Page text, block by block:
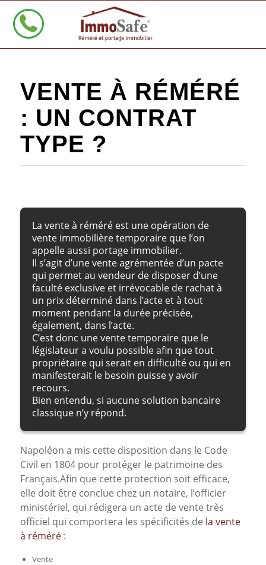
VENTE À RÉMÉRÉ
: UN CONTRAT
TYPE ?
La vente à réméré est une opération de
vente immobilière temporaire que l’on
appelle aussi portage immobilier.
Il s’agit d’une vente agrémentée d’un pacte
qui permet au vendeur de disposer d’une
faculté exclusive et irrévocable de rachat à
un prix déterminé dans l’acte et à tout
moment pendant la durée précisée,
également, dans l’acte.
C’est donc une vente temporaire que le
législateur a voulu possible afin que tout
propriétaire qui serait en difficulté ou qui en
manifesterait le besoin puisse y avoir
recours.
Bien entendu, si aucune solution bancaire
classique n’y répond.
Napoléon a mis cette disposition dans le Code
Civil en 1804 pour protéger le patrimoine des
Français.Afin que cette protection soit efficace,
elle doit être conclue chez un notaire, l’officier
ministériel, qui rédigera un acte de vente très
officiel qui comportera les spécificités de la vente
à réméré:
Vente